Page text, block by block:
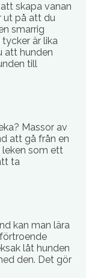
skapa vanan
ut på att du
smarrig
är lika
att hunden
till
Massor av
att gå från en
leken som ett
ta
kan man lära
låt hunden
den. Det gör